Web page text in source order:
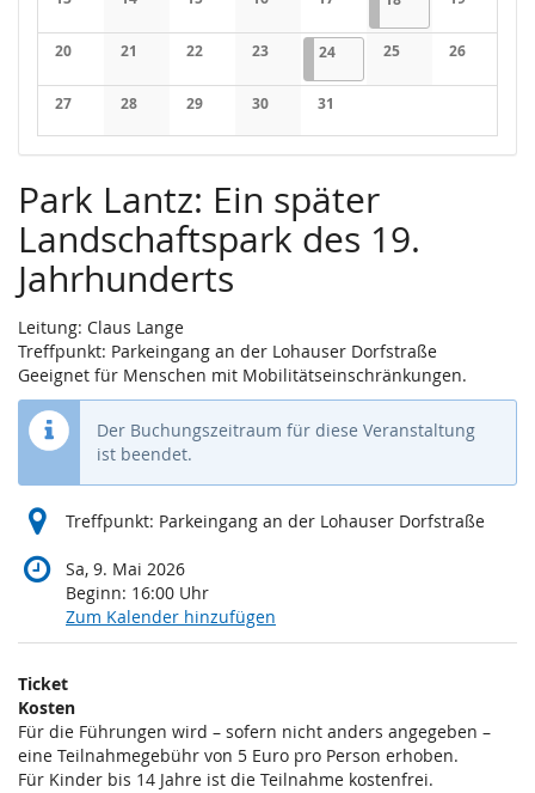
Keine Veranstaltungen
Keine Veranstaltungen
Keine Veranstaltungen
Keine Veranstaltungen
Keine Veranstaltungen
Keine
20
Keine Veranstaltungen
21
Keine Veranstaltungen
22
Keine Veranstaltungen
23
Keine Veranstaltungen
2424.07.2026
3 Veranstaltungen
25
Keine
26
Keine
27
Keine Veranstaltungen
28
Keine Veranstaltungen
29
Keine Veranstaltungen
30
Keine Veranstaltungen
31
Keine Veranstaltungen
Park Lantz: Ein später
Landschaftspark des 19.
Jahrhunderts
Leitung: Claus Lange
Treffpunkt: Parkeingang an der Lohauser Dorfstraße
Geeignet für Menschen mit Mobilitätseinschränkungen.
Der Buchungszeitraum für diese Veranstaltung
ist beendet.
Treffpunkt: Parkeingang an der Lohauser Dorfstraße
Sa, 9. Mai 2026
Beginn: 16:00 Uhr
Zum Kalender hinzufügen
Produkte
Unkategorisierte
Produkte
Ticket
Kosten
Für die Führungen wird – sofern nicht anders angegeben –
eine Teilnahmegebühr von 5 Euro pro Person erhoben.
Für Kinder bis 14 Jahre ist die Teilnahme kostenfrei.